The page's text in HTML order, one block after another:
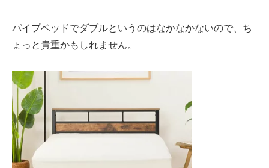
パイプベッドでダブルというのはなかなかないので、ち
ょっと貴重かもしれません。